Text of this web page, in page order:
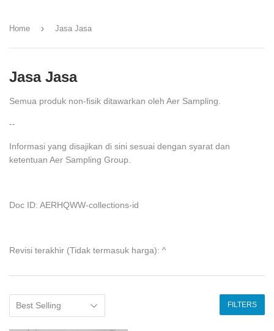
Home › Jasa Jasa
Jasa Jasa
Semua produk non-fisik ditawarkan oleh Aer Sampling.
--
Informasi yang disajikan di sini sesuai dengan syarat dan
ketentuan Aer Sampling Group.
Doc ID: AERHQWW-collections-id
Revisi terakhir (Tidak termasuk harga): ^
FILTERS